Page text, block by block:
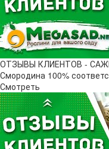
ОТЗЫВЫ КЛИЕНТОВ -
Смородина 100%
Смотреть